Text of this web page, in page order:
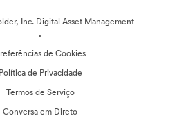
Inc. Digital Asset Management
·
de Cookies
Política de Privacidade
Termos de Serviço
Conversa em Direto